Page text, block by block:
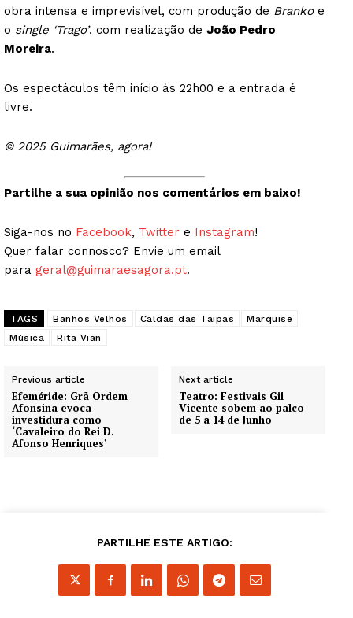
obra intensa e imprevisível, com produção de Brankoe
o single ‘Trago’, com realização de João Pedro
Moreira.
Os espectáculos têm início às 22h00 e a entrada é
livre.
© 2025 Guimarães, agora!
Partilhe a sua opinião nos comentários em baixo!
Siga-nos no Facebook, Twitter e Instagram!
Quer falar connosco? Envie um email
para geral@guimaraesagora.pt.
TAGS Banhos Velhos Caldas das Taipas
Marquise
Música
Rita Vian
Previous article
Efeméride: Grã Ordem
Afonsina evoca
investidura como
‘Cavaleiro do Rei D.
Afonso Henriques’
Next article
Teatro: Festivais Gil
Vicente sobem ao palco
de 5 a 14 de Junho
PARTILHE ESTE ARTIGO: